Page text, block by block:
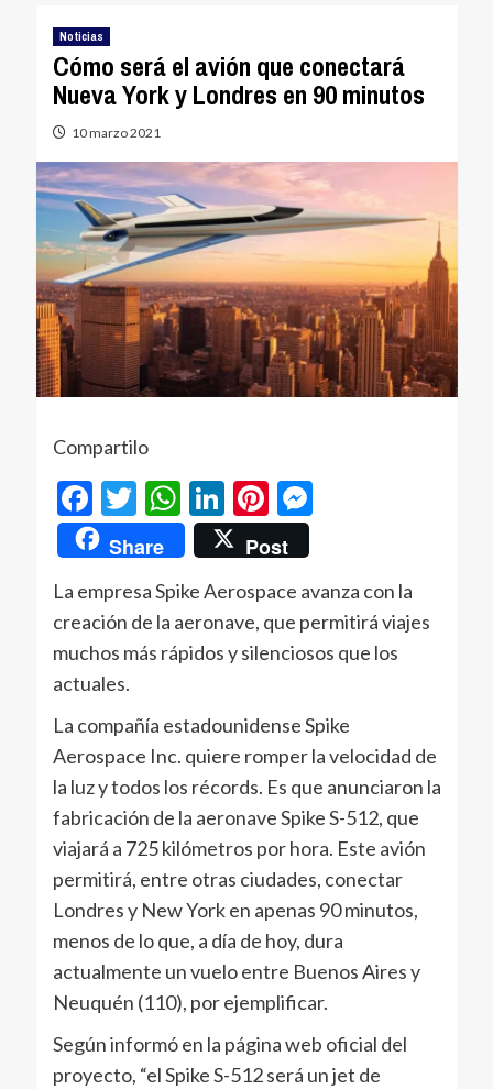
Noticias
Cómo será el avión que conectará
Nueva York y Londres en 90 minutos
10 marzo 2021
Compartilo
Facebook
Twitter
WhatsApp
LinkedIn
Pinterest
Messenger
Share Post
La empresa Spike Aerospace avanza con la
creación de la aeronave, que permitirá viajes
muchos más rápidos y silenciosos que los
actuales.
La compañía estadounidense Spike
Aerospace Inc. quiere romper la velocidad de
la luz y todos los récords. Es que anunciaron la
fabricación de la aeronave Spike S-512, que
viajará a 725 kilómetros por hora. Este avión
permitirá, entre otras ciudades, conectar
Londres y New York en apenas 90 minutos,
menos de lo que, a día de hoy, dura
actualmente un vuelo entre Buenos Aires y
Neuquén (110), por ejemplificar.
Según informó en la página web oficial del
proyecto, “el Spike S-512 será un jet de